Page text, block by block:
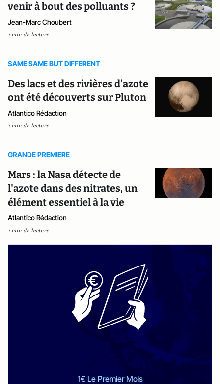
venir à bout des polluants ?
Jean-Marc Choubert
1 min de lecture
SAME SAME BUT DIFFERENT
Des lacs et des rivières d’azote
ont été découverts sur Pluton
Atlantico Rédaction
1 min de lecture
GRANDE PREMIERE
Mars : la Nasa détecte de
l'azote dans des nitrates, un
élément essentiel à la vie
Atlantico Rédaction
1 min de lecture
1€ Le Premier Mois